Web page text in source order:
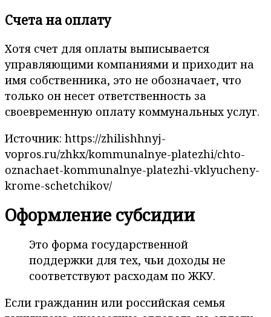
Счета на оплату
Хотя счет для оплаты выписывается
управляющими компаниями и приходит на
имя собственника, это не обозначает, что
только он несет ответственность за
своевременную оплату коммунальных услуг.
Источник: https://zhilishhnyj-
vopros.ru/zhkx/kommunalnye-platezhi/chto-
oznachaet-kommunalnye-platezhi-vklyucheny-
krome-schetchikov/
Оформление субсидии
Это форма государственной
поддержки для тех, чьи доходы не
соответствуют расходам по ЖКУ.
Если гражданин или российская семья